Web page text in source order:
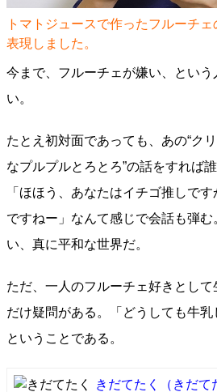
トマトジュースで作ったフルーチ
表現しました。
今まで、フルーチェが嫌い、とい
い。
たとえ初対面であっても、あの“ク
なプルプルとろとろ”の話をすれば
「ほほう、あなたはイチゴ推しで
ですねー」なんて感じで会話も弾
い、真に平和な世界だ。
ただ、一人のフルーチェ好きとし
だけ疑問がある。「どうしても牛乳
ということである。
きだてたく
（きだて